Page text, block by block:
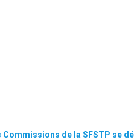
Commissions de la SFSTP se